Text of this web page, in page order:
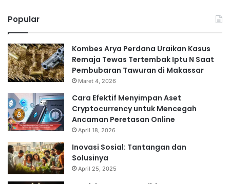
Popular
Kombes Arya Perdana Uraikan Kasus
Remaja Tewas Tertembak Iptu N Saat
Pembubaran Tawuran di Makassar
Maret 4, 2026
Cara Efektif Menyimpan Aset
Cryptocurrency untuk Mencegah
Ancaman Peretasan Online
April 18, 2026
Inovasi Sosial: Tantangan dan
Solusinya
April 25, 2025